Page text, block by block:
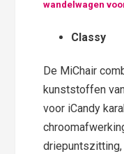
wandelwagen
Classy
De MiChair
kunststoffen
voor iCandy